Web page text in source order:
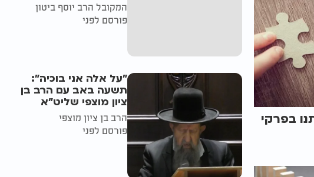
בפרקי
המקובל הרב יוסף ביטון
פורסם לפני
"על אלה אני בוכיה":
תשעה באב עם הרב בן
ציון מוצפי שליט"א
הרב בן ציון מוצפי
פורסם לפני